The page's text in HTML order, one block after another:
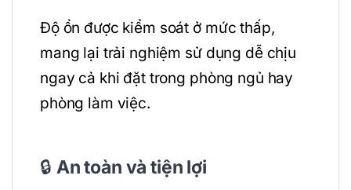
Độ ồn được kiểm soát ở mức thấp,
mang lại trải nghiệm sử dụng dễ chịu
ngay cả khi đặt trong phòng ngủ hay
phòng làm việc.
🔒 An toàn và tiện lợi